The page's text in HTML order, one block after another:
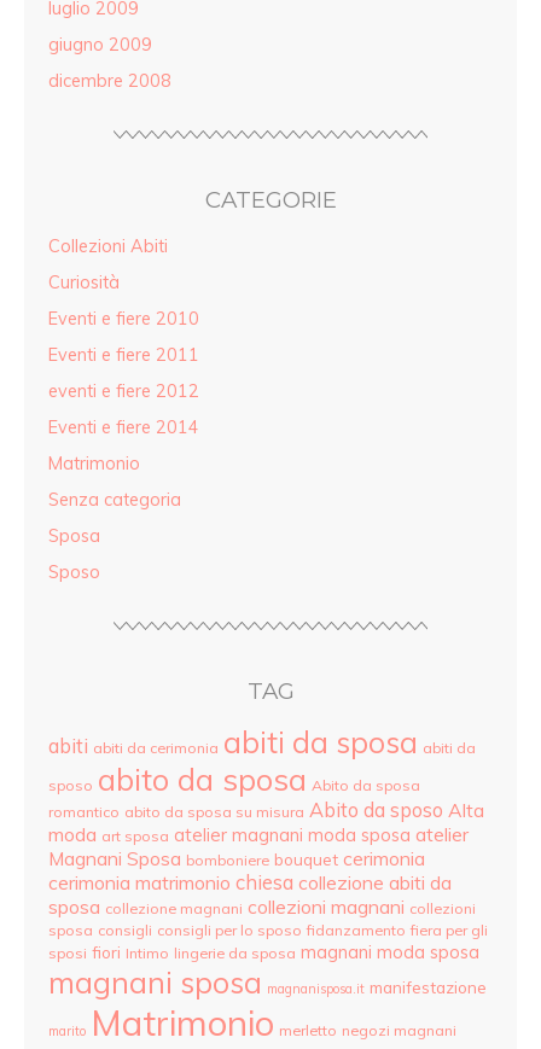
luglio 2009
giugno 2009
dicembre 2008
CATEGORIE
Collezioni Abiti
Curiosità
Eventi e fiere 2010
Eventi e fiere 2011
eventi e fiere 2012
Eventi e fiere 2014
Matrimonio
Senza categoria
Sposa
Sposo
TAG
abiti abiti da cerimonia abiti da sposa abiti da
sposo abito da sposa Abito da sposa
romantico abito da sposa su misura Abito da sposo Alta
moda art sposa atelier magnani moda sposa atelier
Magnani Sposa bomboniere bouquet cerimonia
cerimonia matrimonio chiesa collezione abiti da
sposa collezione magnani collezioni magnani collezioni
sposa consigli consigli per lo sposo fidanzamento fiera per gli
sposi fiori Intimo lingerie da sposa magnani moda sposa
magnani sposa magnanisposa.it manifestazione
marito Matrimonio merletto negozi magnani